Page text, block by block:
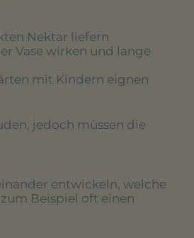
Nektar liefern
Vase wirken und lange
mit Kindern eignen
jedoch müssen die
entwickeln, welche
Beispiel oft einen